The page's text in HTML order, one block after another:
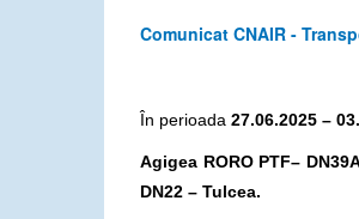
Comunicat CNAIR -
În perioada 27.06.2025 –
Agigea RORO PTF–
DN22 – Tulcea.